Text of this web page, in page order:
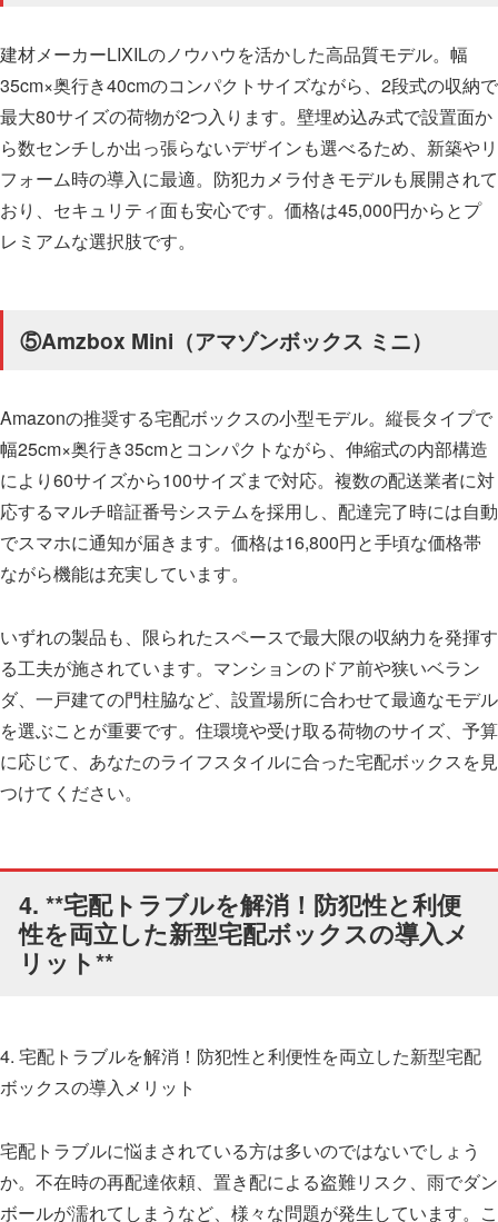
建材メーカーLIXILのノウハウを活かした高品質モデル。幅
35cm×奥行き40cmのコンパクトサイズながら、2段式の収納で
最大80サイズの荷物が2つ入ります。壁埋め込み式で設置面か
ら数センチしか出っ張らないデザインも選べるため、新築やリ
フォーム時の導入に最適。防犯カメラ付きモデルも展開されて
おり、セキュリティ面も安心です。価格は45,000円からとプ
レミアムな選択肢です。
⑤Amzbox Mini（アマゾンボックス ミニ）
Amazonの推奨する宅配ボックスの小型モデル。縦長タイプで
幅25cm×奥行き35cmとコンパクトながら、伸縮式の内部構造
により60サイズから100サイズまで対応。複数の配送業者に対
応するマルチ暗証番号システムを採用し、配達完了時には自動
でスマホに通知が届きます。価格は16,800円と手頃な価格帯
ながら機能は充実しています。
いずれの製品も、限られたスペースで最大限の収納力を発揮す
る工夫が施されています。マンションのドア前や狭いベラン
ダ、一戸建ての門柱脇など、設置場所に合わせて最適なモデル
を選ぶことが重要です。住環境や受け取る荷物のサイズ、予算
に応じて、あなたのライフスタイルに合った宅配ボックスを見
つけてください。
4. **宅配トラブルを解消！防犯性と利便
性を両立した新型宅配ボックスの導入メ
リット**
4. 宅配トラブルを解消！防犯性と利便性を両立した新型宅配
ボックスの導入メリット
宅配トラブルに悩まされている方は多いのではないでしょう
か。不在時の再配達依頼、置き配による盗難リスク、雨でダン
ボールが濡れてしまうなど、様々な問題が発生しています。こ